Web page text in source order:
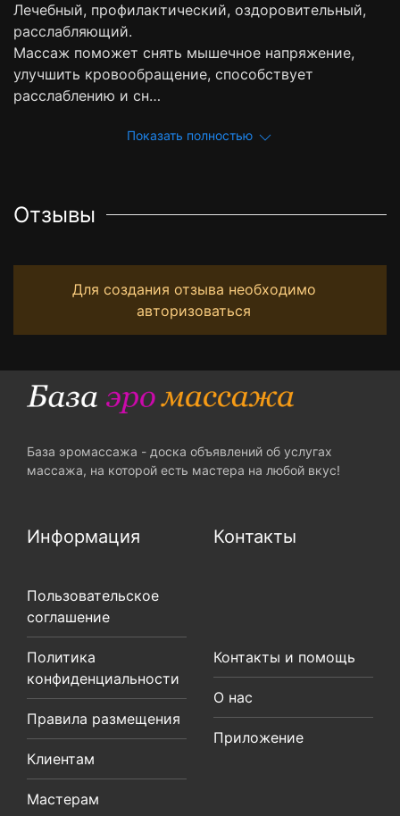
Лечебный, профилактический, оздоровительный,
расслабляющий.
Массаж поможет снять мышечное напряжение,
улучшить кровообращение, способствует
расслаблению и сн…
Показать полностью
Отзывы
Для создания отзыва необходимо
авторизоваться
База эромассажа - доска объявлений об услугах
массажа, на которой есть мастера на любой вкус!
Информация
Пользовательское
соглашение
Политика
конфиденциальности
Правила размещения
Клиентам
Мастерам
Контакты
Контакты и помощь
О нас
Приложение